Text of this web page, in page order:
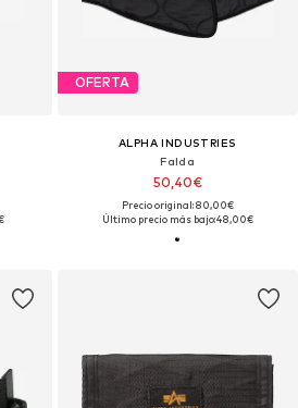
OFERTA
ALPHA INDUSTRIES
Falda
50,40€
Precio original: 80,00€
Último precio más bajo:48,00€